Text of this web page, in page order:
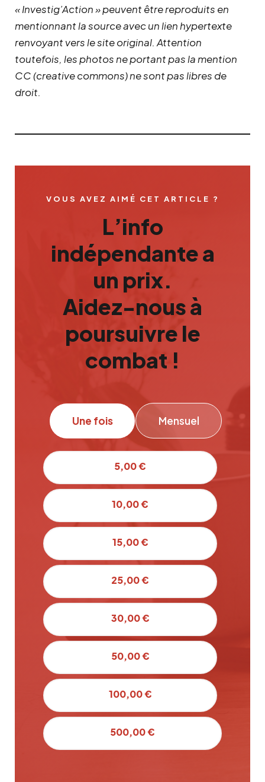
« Investig’Action » peuvent être reproduits en
mentionnant la source avec un lien hypertexte
renvoyant vers le site original. Attention
toutefois, les photos ne portant pas la mention
CC (creative commons) ne sont pas libres de
droit.
VOUS AVEZ AIMÉ CET ARTICLE ?
L’info
indépendante a
un prix.
Aidez-nous à
poursuivre le
combat !
Une fois Mensuel
5,00 €
10,00 €
15,00 €
25,00 €
30,00 €
50,00 €
100,00 €
500,00 €